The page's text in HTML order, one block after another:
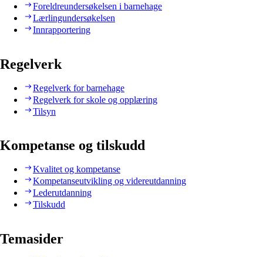
Foreldreundersøkelsen i barnehage
Lærlingundersøkelsen
Innrapportering
Regelverk
Regelverk for barnehage
Regelverk for skole og opplæring
Tilsyn
Kompetanse og tilskudd
Kvalitet og kompetanse
Kompetanseutvikling og videreutdanning
Lederutdanning
Tilskudd
Temasider